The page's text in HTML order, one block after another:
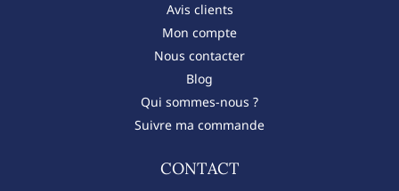
Avis clients
Mon compte
Nous contacter
Blog
Qui sommes-nous ?
Suivre ma commande
CONTACT​